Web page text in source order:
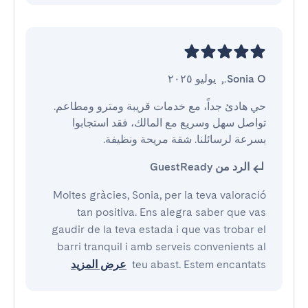
Sonia O.
, يوليو ٢٠٢٥
بسرعة لرسائلنا. شقة مريحة ونظيفة.
الرد من GuestReady
Moltes gràcies, Sonia, per la teva valoració
tan positiva. Ens alegra saber que vas
gaudir de la teva estada i que vas trobar el
barri tranquil i amb serveis convenients al
teu abast. Estem encantats عرض المزيد